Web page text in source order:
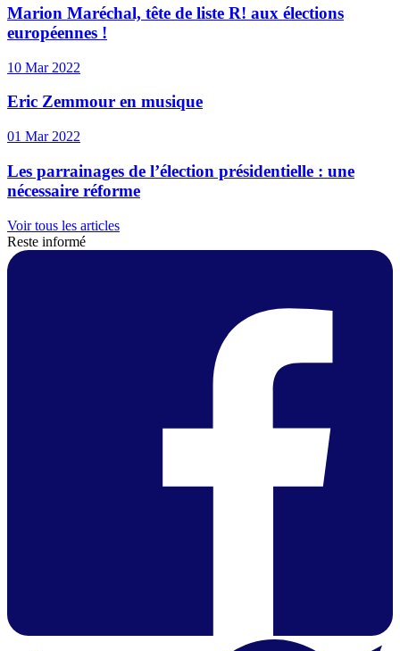
Marion Maréchal, tête de liste R! aux élections
européennes !
10 Mar 2022
Eric Zemmour en musique
01 Mar 2022
Les parrainages de l’élection présidentielle : une
nécessaire réforme
Voir tous les articles
Reste informé